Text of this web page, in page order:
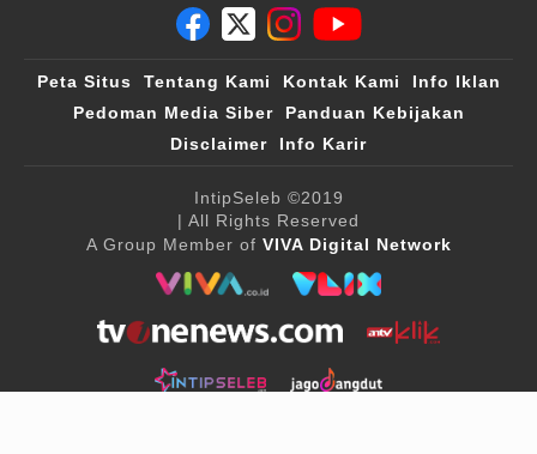
Peta Situs Tentang Kami Kontak Kami
Info Iklan
Pedoman Media Siber
Panduan Kebijakan
Disclaimer
Info Karir
IntipSeleb ©2019
| All Rights Reserved
A Group Member of VIVA Digital Network